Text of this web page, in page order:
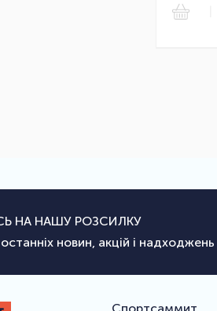
НА НАШУ РОЗСИЛКУ
новин, акцій і надходжень